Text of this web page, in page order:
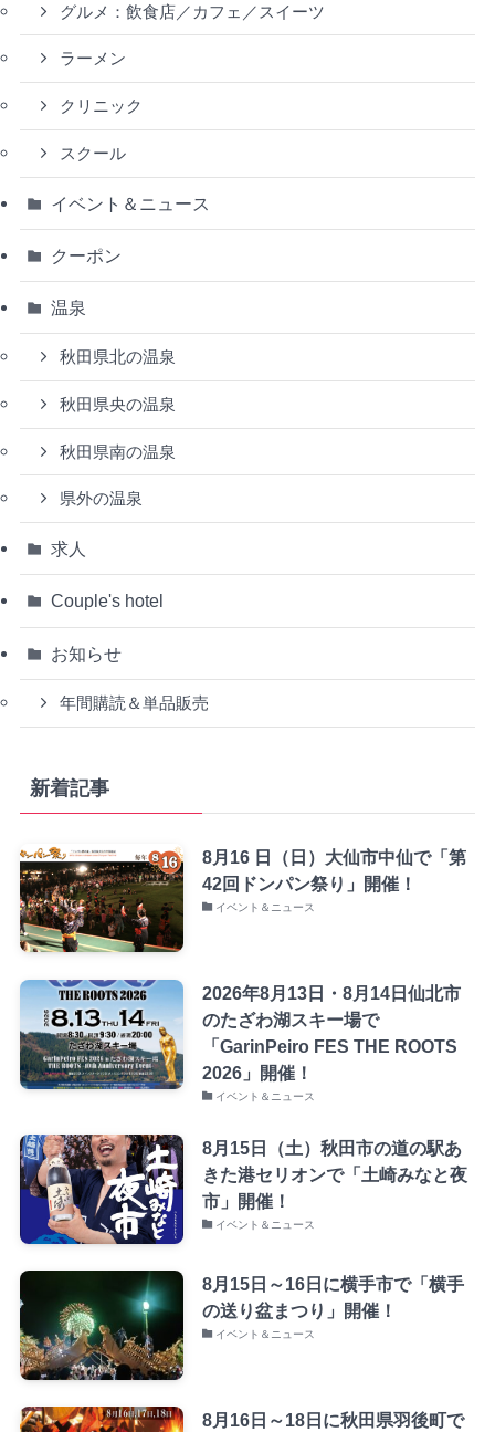
グルメ：飲食店／カフェ／スイーツ
ラーメン
クリニック
スクール
イベント＆ニュース
クーポン
温泉
秋田県北の温泉
秋田県央の温泉
秋田県南の温泉
県外の温泉
求人
Couple's hotel
お知らせ
年間購読＆単品販売
新着記事
8月16 日（日）大仙市中仙で「第
42回ドンパン祭り」開催！
イベント＆ニュース
2026年8月13日・8月14日仙北市
のたざわ湖スキー場で
「GarinPeiro FES THE ROOTS
2026」開催！
イベント＆ニュース
8月15日（土）秋田市の道の駅あ
きた港セリオンで「土崎みなと夜
市」開催！
イベント＆ニュース
8月15日～16日に横手市で「横手
の送り盆まつり」開催！
イベント＆ニュース
8月16日～18日に秋田県羽後町で